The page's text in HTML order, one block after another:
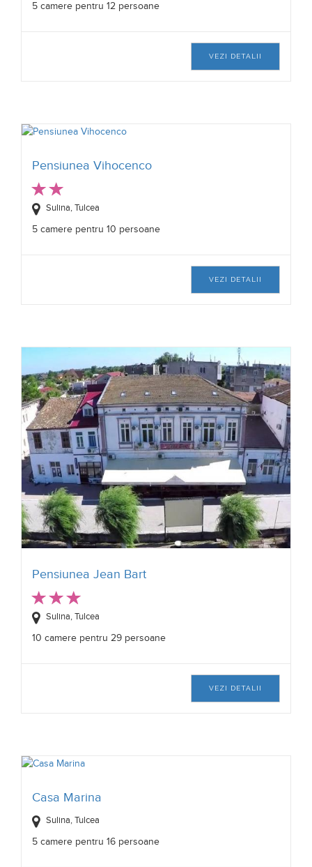
5 camere pentru 12 persoane
VEZI DETALII
Pensiunea Vihocenco
Sulina, Tulcea
5 camere pentru 10 persoane
VEZI DETALII
Pensiunea Jean Bart
Sulina, Tulcea
10 camere pentru 29 persoane
VEZI DETALII
Casa Marina
Sulina, Tulcea
5 camere pentru 16 persoane